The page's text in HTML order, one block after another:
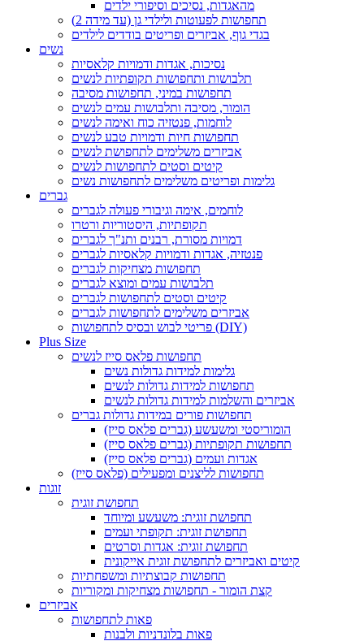
מהאגדות, נסיכים וסיפורי ילדים
תחפושות לפעוטות ולילדי גן (עד מידה 2)
בגדי גוף, אביזרים ופריטים בודדים לילדים
נשים
נסיכות, אגדות ודמויות קלאסיות
תלבושות ותחפושות תקופתיות לנשים
תחפושות במיני, תחפושות מסיבה
הומור, מסיבה ותלבושות עמים לנשים
לוחמות, פנטזיה כוח ואימה לנשים
תחפושות חיות ודמויות טבע לנשים
אביזרים משלימים לתחפושת לנשים
קיטים וסטים לתחפושות לנשים
גלימות ופריטים משלימים לתחפושות נשים
גברים
לוחמים, אימה וגיבורי פעולה לגברים
תקופתיות, היסטוריות ורטרו
דמויות מסורת, רבנים ותנ"ך לגברים
פנטזיה, אגדות ודמויות קלאסיות לגברים
תחפושות מצחיקות לגברים
תלבושות עמים ומוצא לגברים
קיטים וסטים לתחפושות לגברים
אביזרים משלימים לתחפושות לגברים
פריטי לבוש ובסיס לתחפושות (DIY)
Plus Size
תחפושות פלאס סייז לנשים
גלימות למידות גדולות נשים
תחפושות למידות גדולות לנשים
אביזרים והשלמות למידות גדולות לנשים
תחפושות פורים במידות גדולות גברים
הומוריסטי ומשעשע (גברים פלאס סייז)
תחפושות תקופתיות (גברים פלאס סייז)
אגדות ועמים (גברים פלאס סייז)
תחפושות לליצנים ומפעילים (פלאס סייז)
זוגות
תחפושת זוגית
תחפושת זוגית: משעשע ומיוחד
תחפושת זוגית: תקופתי ועמים
תחפושת זוגית: אגדות וסרטים
קיטים ואביזרים לתחפושת זוגית אייקונית
תחפושות קבוצתיות ומשפחתיות
קצת הומור - תחפושות מצחיקות ומקוריות
אביזרים
פאות לתחפושות
פאות בלונדניות ולבנות